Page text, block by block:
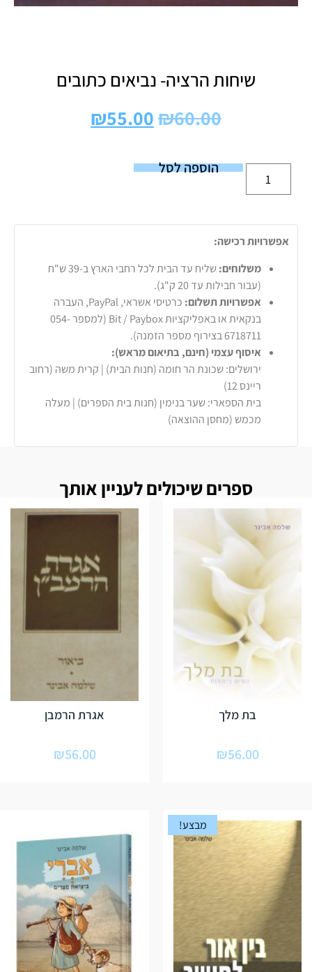
שיחות הרציה- נביאים כתובים
₪60.00
₪55.00
הוספה לסל
אפשרויות רכישה:
משלוחים:
שליח עד הבית לכל רחבי הארץ ב-39 ש"ח
(עבור חבילות עד 20 ק"ג).
אפשרויות תשלום:
כרטיסי אשראי, PayPal, העברה
בנקאית או באפליקציות Bit / Paybox (למספר 054-
6718711 בצירוף מספר הזמנה).
איסוף עצמי (חינם, בתיאום מראש):
ירושלים: שכונת הר חומה (חנות הבית) | קרית משה (רחוב
ריינס 12)
בית הספארי: שער בנימין (חנות בית הספרים) | מעלה
מכמש (מחסן ההוצאה)
ספרים שיכולים לעניין אותך
בת מלך
₪56.00
אגרת הרמבן
₪56.00
מבצע!